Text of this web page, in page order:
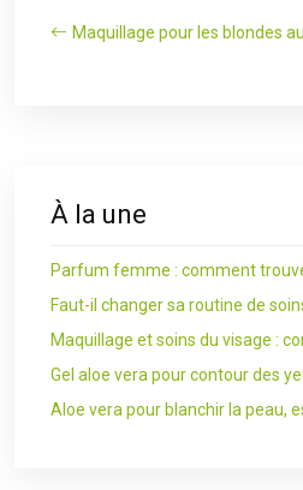
Maquillage pour les blondes
À la une
Parfum femme : comment
Faut-il changer sa routine de
Maquillage et soins du visage :
Gel aloe vera pour contour des
Aloe vera pour blanchir la peau,